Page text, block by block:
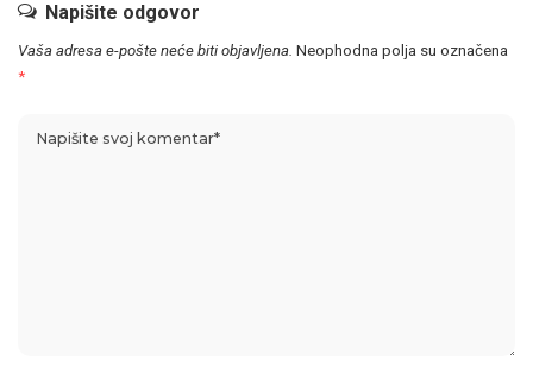
Napišite odgovor
Vaša adresa e-pošte neće biti objavljena. Neophodna polja su označena
*